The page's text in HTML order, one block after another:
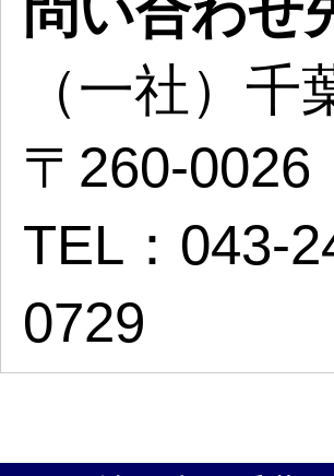
問い合わせ
（一社）
〒260-
TEL：043-
0729